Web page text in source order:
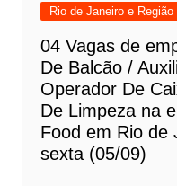
Rio de Janeiro e Região
04 Vagas de
De Balcão /
Operador De
De Limpeza na
Food em Rio de
sexta (05/09)